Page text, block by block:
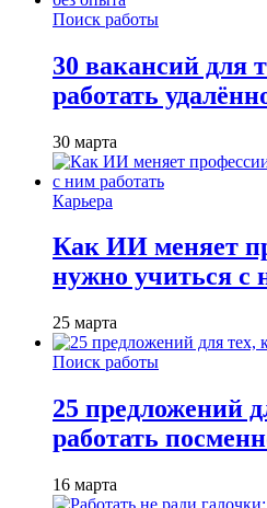
Поиск работы
30 вакансий для
работать
30 марта
Карьера
Как ИИ меняет
нужно учиться с
25 марта
Поиск работы
25 предложений
работать
16 марта